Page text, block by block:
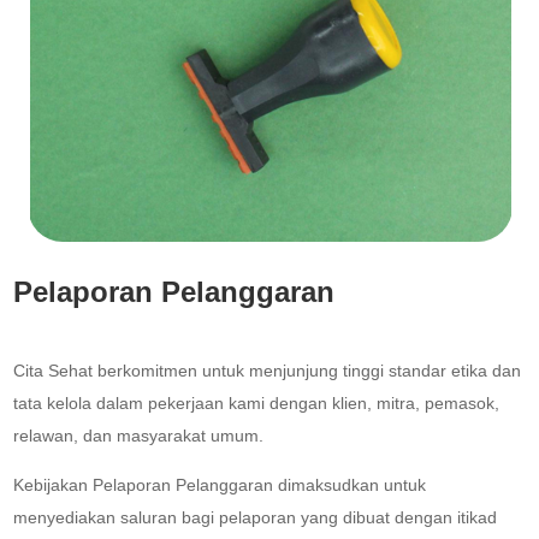
Pelaporan Pelanggaran
Cita Sehat berkomitmen untuk menjunjung tinggi standar etika dan
tata kelola dalam pekerjaan kami dengan klien, mitra, pemasok,
relawan, dan masyarakat umum.
Kebijakan Pelaporan Pelanggaran dimaksudkan untuk
menyediakan saluran bagi pelaporan yang dibuat dengan itikad